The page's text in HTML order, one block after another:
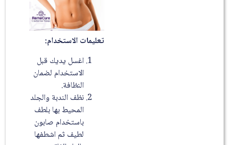
تعليمات الاستخدام:
اغسل يديك قبل
الاستخدام لضمان
النظافة.
نظف الندبة والجلد
المحيط بها بلطف
باستخدام صابون
لطيف ثم اشطفها